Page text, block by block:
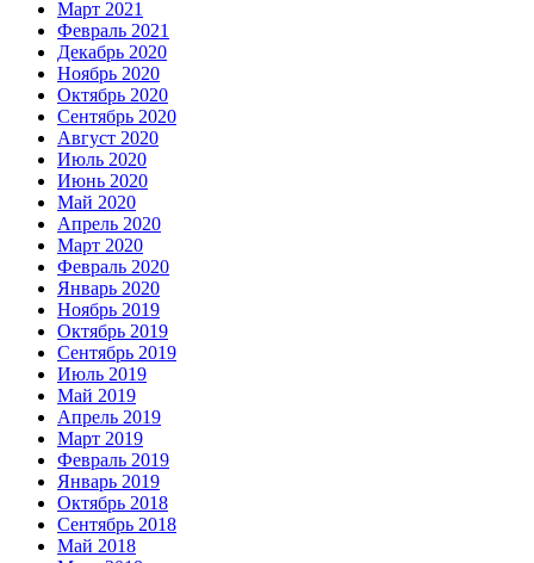
Март 2021
Февраль 2021
Декабрь 2020
Ноябрь 2020
Октябрь 2020
Сентябрь 2020
Август 2020
Июль 2020
Июнь 2020
Май 2020
Апрель 2020
Март 2020
Февраль 2020
Январь 2020
Ноябрь 2019
Октябрь 2019
Сентябрь 2019
Июль 2019
Май 2019
Апрель 2019
Март 2019
Февраль 2019
Январь 2019
Октябрь 2018
Сентябрь 2018
Май 2018